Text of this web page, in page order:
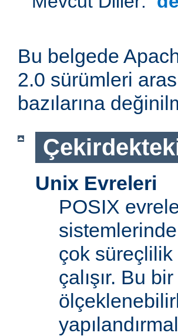
Bu belgede
2.0 sürümleri
bazılarına
Unix Evreleri
POSIX
çok süreçlilik
çalışır. Bu